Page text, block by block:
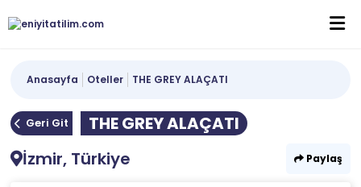
Anasayfa Oteller THE GREY ALAÇATI
Geri Git
THE GREY ALAÇATI
İzmir, Türkiye
Paylaş